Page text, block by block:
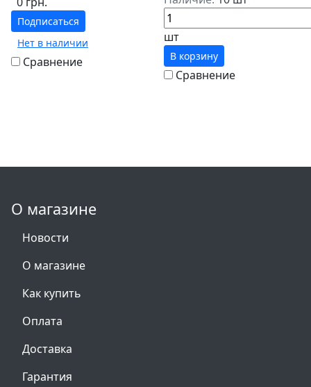
Подписаться
Нет в наличии
Сравнение
шт
В корзину
Сравнение
О магазине
Новости
О магазине
Как купить
Оплата
Доставка
Гарантия